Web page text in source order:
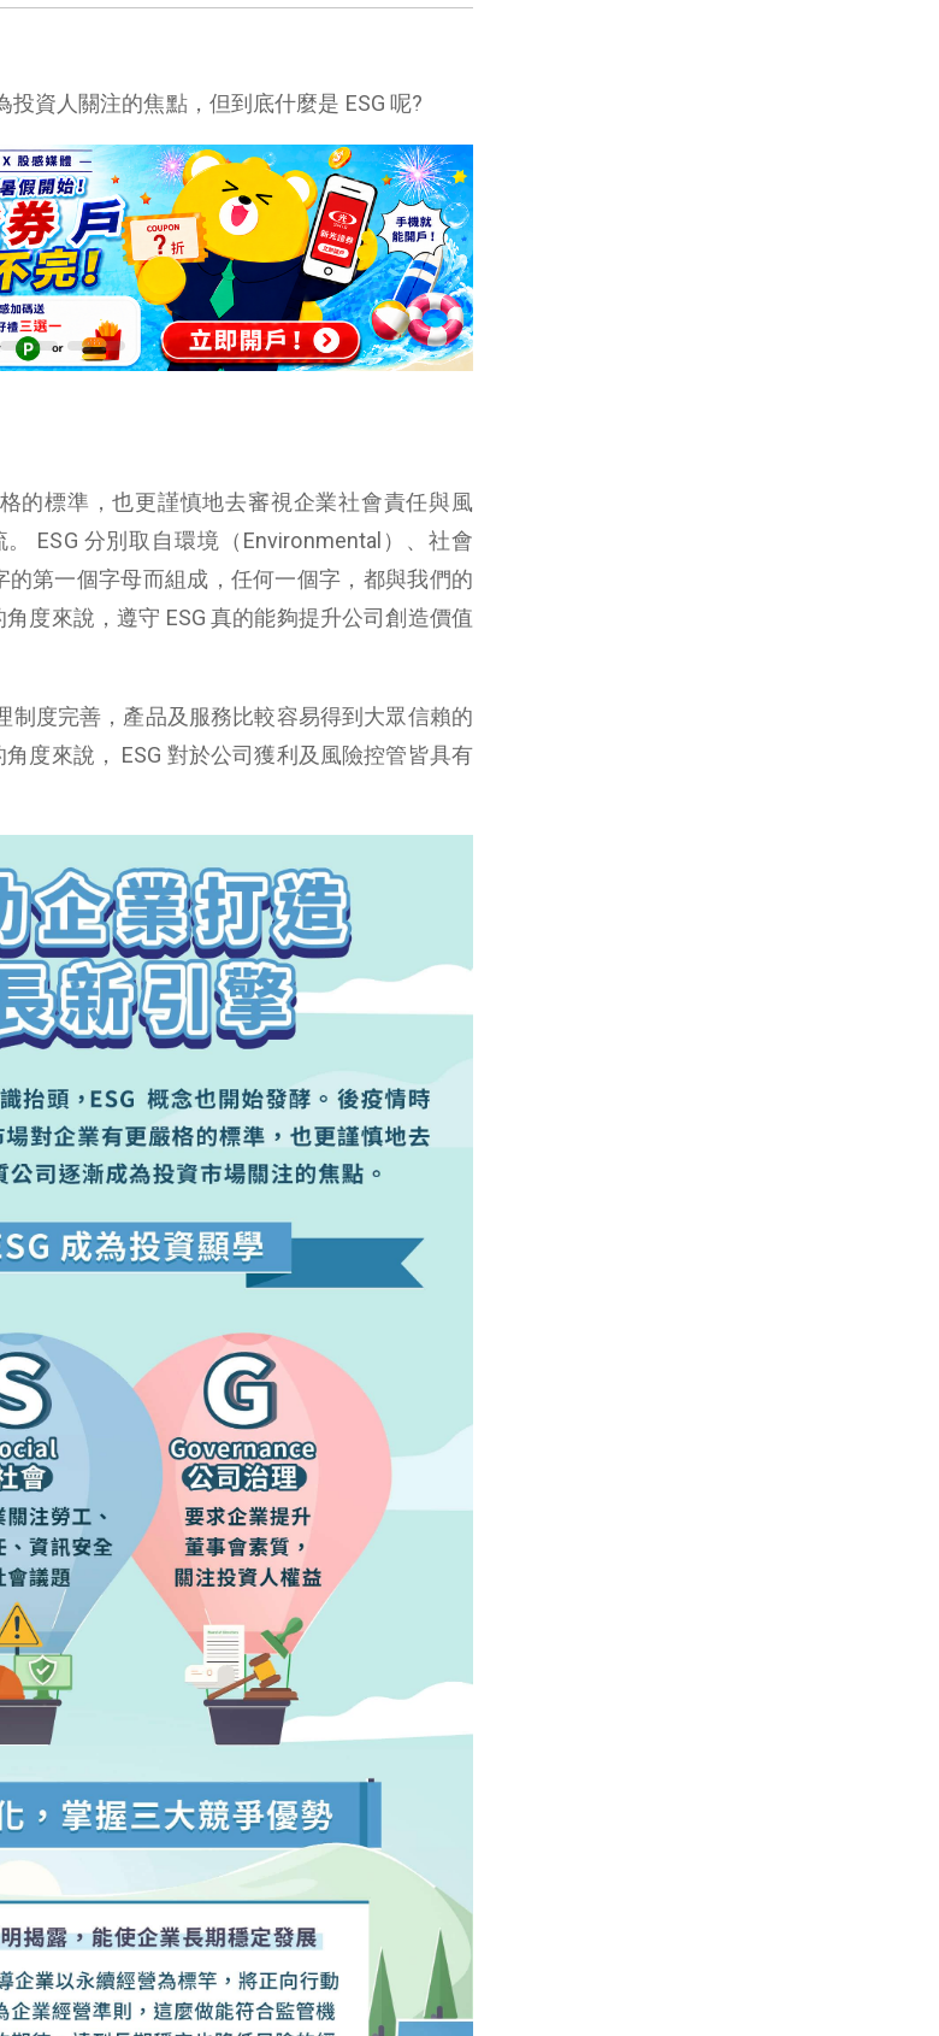
資人關注的焦點，但到底什麼是 ESG 呢?
的標準，也更謹慎地去審視企業社會責任與風
ESG 分別取自環境（Environmental）、社會
的第一個字母而組成，任何一個字，都與我們的
度來說，遵守 ESG 真的能夠提升公司創造價值
制度完善，產品及服務比較容易得到大眾信賴的
度來說， ESG 對於公司獲利及風險控管皆具有